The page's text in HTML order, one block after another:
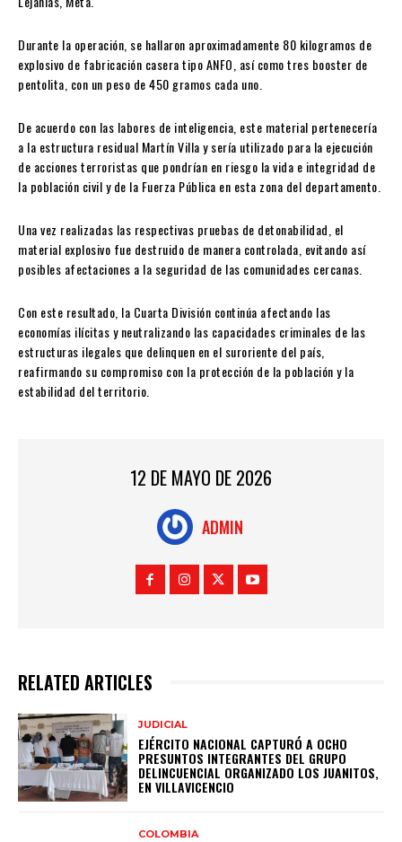
Durante la operación, se hallaron aproximadamente 80 kilogramos de
explosivo de fabricación casera tipo ANFO, así como tres booster de
pentolita, con un peso de 450 gramos cada uno.
De acuerdo con las labores de inteligencia, este material pertenecería
a la estructura residual Martín Villa y sería utilizado para la ejecución
de acciones terroristas que pondrían en riesgo la vida e integridad de
la población civil y de la Fuerza Pública en esta zona del departamento.
Una vez realizadas las respectivas pruebas de detonabilidad, el
material explosivo fue destruido de manera controlada, evitando así
posibles afectaciones a la seguridad de las comunidades cercanas.
Con este resultado, la Cuarta División continúa afectando las
economías ilícitas y neutralizando las capacidades criminales de las
estructuras ilegales que delinquen en el suroriente del país,
reafirmando su compromiso con la protección de la población y la
estabilidad del territorio.
12 DE MAYO DE 2026
ADMIN
RELATED ARTICLES
JUDICIAL
EJÉRCITO NACIONAL CAPTURÓ A OCHO
PRESUNTOS INTEGRANTES DEL GRUPO
DELINCUENCIAL ORGANIZADO LOS JUANITOS,
EN VILLAVICENCIO
COLOMBIA